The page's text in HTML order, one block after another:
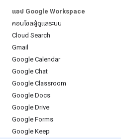
แอป Google Workspace
คอนโซลผู้ดูแลระบบ
Cloud Search
Gmail
Google Calendar
Google Chat
Google Classroom
Google Docs
Google Drive
Google Forms
Google Keep